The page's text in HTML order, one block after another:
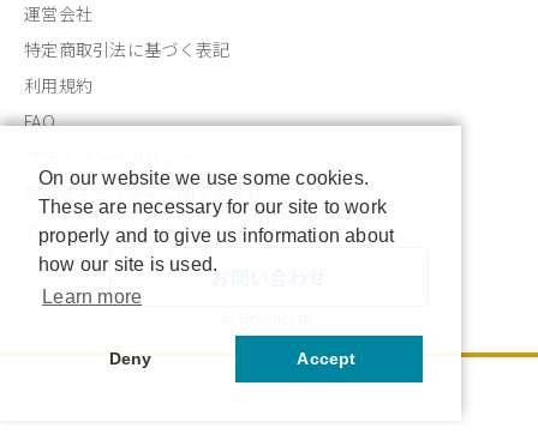
運営会社
特定商取引法に基づく表記
利用規約
FAQ
情報セキュリティに関する方針
カスタマーハラスメントに対する基本方針
お問い合わせ
On our website we use some cookies.
These are necessary for our site to work
properly and to give us information about
how our site is used.
Learn more
Deny Accept